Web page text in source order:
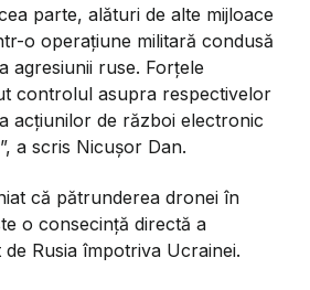
parte, alături de alte mijloace
o operațiune militară condusă
agresiunii ruse. Forțele
controlul asupra respectivelor
acțiunilor de război electronic
a scris Nicușor Dan.
că pătrunderea dronei în
o consecință directă a
Rusia împotriva Ucrainei.